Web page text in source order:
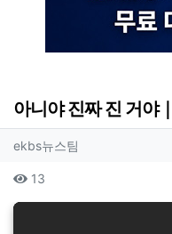
아니야 진짜 진 거야
작성자 정보
ekbs뉴스팀
컨텐츠 정보
13
본문